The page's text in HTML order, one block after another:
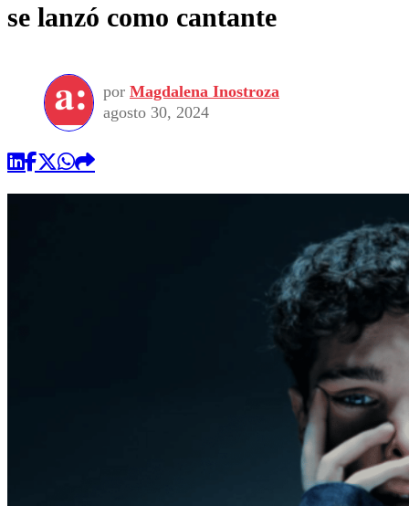
se lanzó como cantante
por Magdalena Inostroza
agosto 30, 2024